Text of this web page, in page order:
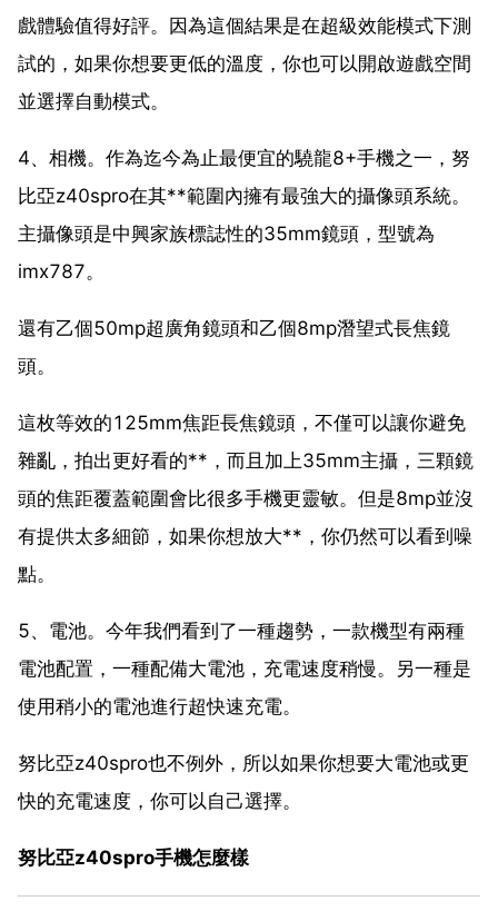
戲體驗值得好評。因為這個結果是在超級效能模式下測
試的，如果你想要更低的溫度，你也可以開啟遊戲空間
並選擇自動模式。
4、相機。作為迄今為止最便宜的驍龍8+手機之一，努
比亞z40spro在其**範圍內擁有最強大的攝像頭系統。
主攝像頭是中興家族標誌性的35mm鏡頭，型號為
imx787。
還有乙個50mp超廣角鏡頭和乙個8mp潛望式長焦鏡
頭。
這枚等效的125mm焦距長焦鏡頭，不僅可以讓你避免
雜亂，拍出更好看的**，而且加上35mm主攝，三顆鏡
頭的焦距覆蓋範圍會比很多手機更靈敏。但是8mp並沒
有提供太多細節，如果你想放大**，你仍然可以看到噪
點。
5、電池。今年我們看到了一種趨勢，一款機型有兩種
電池配置，一種配備大電池，充電速度稍慢。另一種是
使用稍小的電池進行超快速充電。
努比亞z40spro也不例外，所以如果你想要大電池或更
快的充電速度，你可以自己選擇。
努比亞z40spro手機怎麼樣